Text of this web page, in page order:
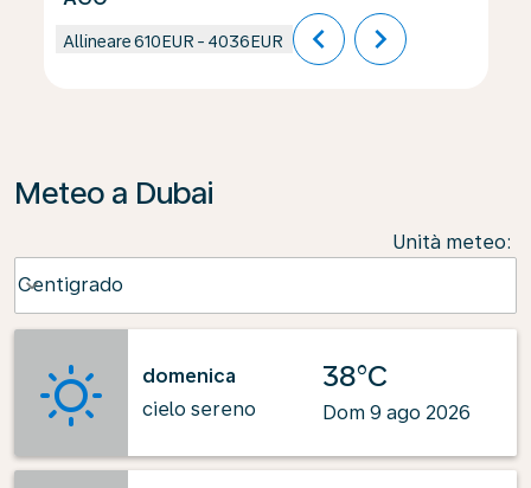
Allineare610EUR - 4036EUR chevron_left chevron_right
Meteo a Dubai
Unità meteo:
Centigrado
keyboard_arrow_down
domenica
cielo sereno
38°C
Dom 9 ago 2026